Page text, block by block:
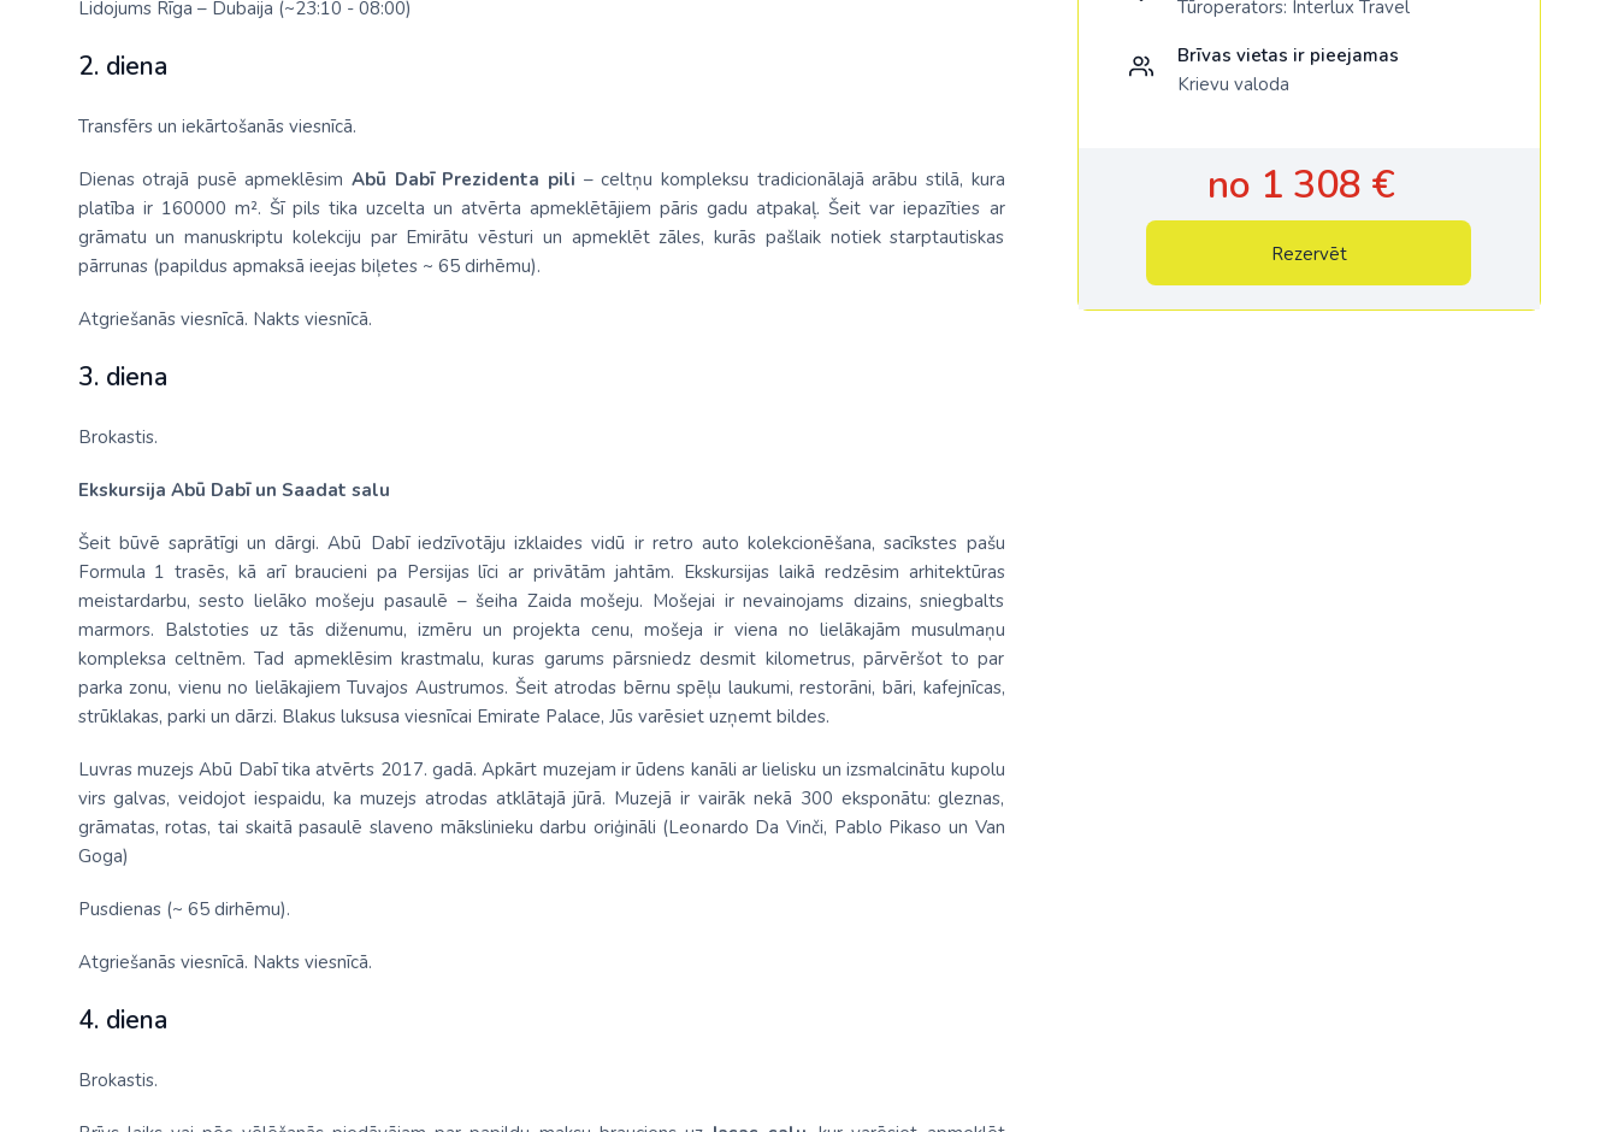
Singapūra
Lidojums Rīga – Dubaija (~23:10 - 08:00)
2. diena
Transfērs un iekārtošanās viesnīcā.
Dienas otrajā pusē apmeklēsimAbū Dabī Prezidenta pili – celtņu kompleksu tradicionālajā arābu stilā, kura
platība ir 160000 m². Šī pils tika uzcelta un atvērta apmeklētājiem pāris gadu atpakaļ. Šeit var iepazīties ar
grāmatu un manuskriptu kolekciju par Emirātu vēsturi un apmeklēt zāles, kurās pašlaik notiek starptautiskas
pārrunas (papildus apmaksā ieejas biļetes ~ 65 dirhēmu).
Atgriešanās viesnīcā. Nakts viesnīcā.
3. diena
Brokastis.
Ekskursija Abū Dabī un Saadat salu
Šeit būvē saprātīgi un dārgi. Abū Dabī iedzīvotāju izklaides vidū ir retro auto kolekcionēšana, sacīkstes pašu
Formula 1 trasēs, kā arī braucieni pa Persijas līci ar privātām jahtām. Ekskursijas laikā redzēsim arhitektūras
meistardarbu, sesto lielāko mošeju pasaulē – šeiha Zaida mošeju. Mošejai ir nevainojams dizains, sniegbalts
marmors. Balstoties uz tās diženumu, izmēru un projekta cenu, mošeja ir viena no lielākajām musulmaņu
kompleksa celtnēm. Tad apmeklēsim krastmalu, kuras garums pārsniedz desmit kilometrus, pārvēršot to par
parka zonu, vienu no lielākajiem Tuvajos Austrumos. Šeit atrodas bērnu spēļu laukumi, restorāni, bāri, kafejnīcas,
strūklakas, parki un dārzi. Blakus luksusa viesnīcai Emirate Palace, Jūs varēsiet uzņemt bildes.
Luvras muzejs Abū Dabī tika atvērts 2017. gadā. Apkārt muzejam ir ūdens kanāli ar lielisku un izsmalcinātu kupolu
virs galvas, veidojot iespaidu, ka muzejs atrodas atklātajā jūrā. Muzejā ir vairāk nekā 300 eksponātu: gleznas,
grāmatas, rotas, tai skaitā pasaulē slaveno mākslinieku darbu oriģināli (Leonardo Da Vinči, Pablo Pikaso un Van
Goga)
Pusdienas (~ 65 dirhēmu).
Atgriešanās viesnīcā. Nakts viesnīcā.
4. diena
Brokastis.
Tūroperators: Interlux Travel
Brīvas vietas ir pieejamas
Krievu valoda
no 1 308 €
Rezervēt